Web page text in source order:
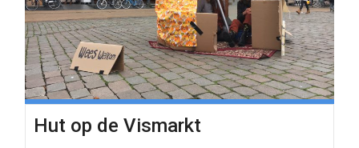
Hut op de Vismarkt